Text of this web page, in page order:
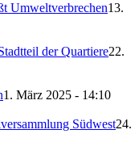
Umweltverbrechen13.
der Quartiere22.
1. März 2025 - 14:10
Südwest24.